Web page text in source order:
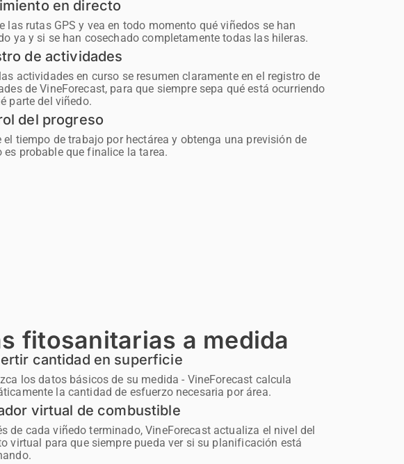
en directo
las rutas GPS y vea en todo momento qué viñedos se han
ya y si se han cosechado completamente todas las hileras.
de actividades
actividades en curso se resumen claramente en el registro de
de VineForecast, para que siempre sepa qué está ocurriendo
parte del viñedo.
del progreso
el tiempo de trabajo por hectárea y obtenga una previsión de
es probable que finalice la tarea.
fitosanitarias a medida
cantidad en superficie
los datos básicos de su medida - VineForecast calcula
la cantidad de esfuerzo necesaria por área.
virtual de combustible
de cada viñedo terminado, VineForecast actualiza el nivel del
virtual para que siempre pueda ver si su planificación está